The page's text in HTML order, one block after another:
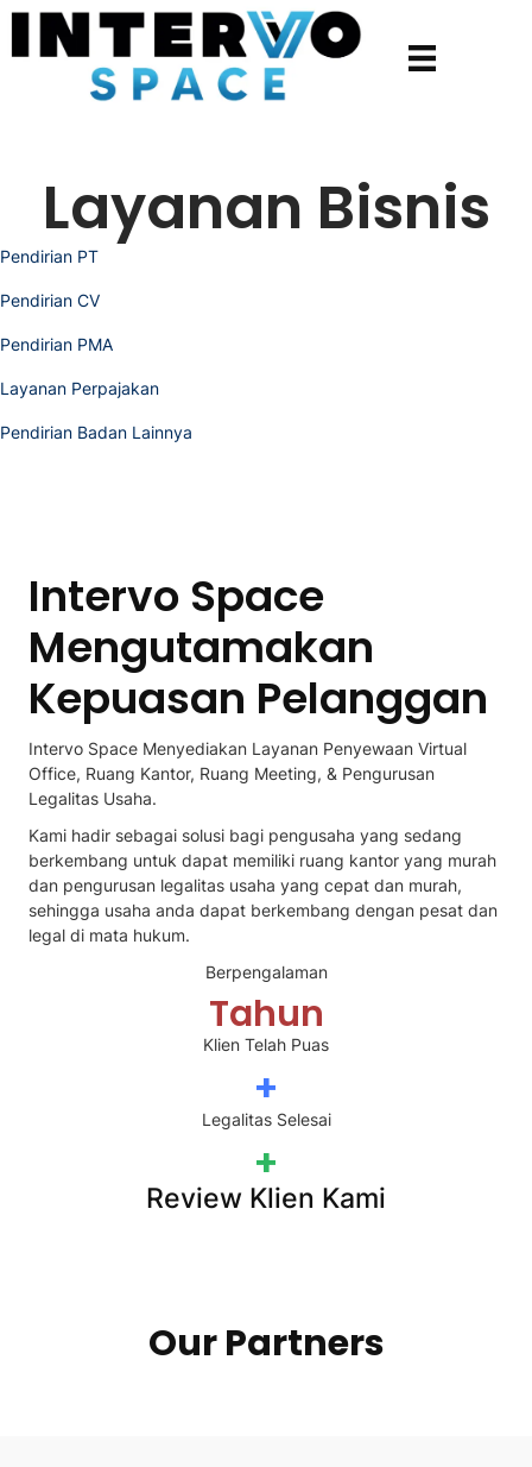
Layanan Bisnis
Pendirian PT
Pendirian CV
Pendirian PMA
Layanan Perpajakan
Pendirian Badan Lainnya
Intervo Space
Mengutamakan
Kepuasan Pelanggan
Intervo Space Menyediakan Layanan Penyewaan Virtual
Office, Ruang Kantor, Ruang Meeting, & Pengurusan
Legalitas Usaha.
Kami hadir sebagai solusi bagi pengusaha yang sedang
berkembang untuk dapat memiliki ruang kantor yang murah
dan pengurusan legalitas usaha yang cepat dan murah,
sehingga usaha anda dapat berkembang dengan pesat dan
legal di mata hukum.
Berpengalaman
Tahun
Klien Telah Puas
+
Legalitas Selesai
+
Review Klien Kami
Our Partners